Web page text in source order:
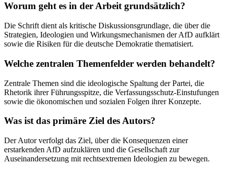
Worum geht es in der Arbeit grundsätzlich?
Die Schrift dient als kritische Diskussionsgrundlage, die über die
Strategien, Ideologien und Wirkungsmechanismen der AfD aufklärt
sowie die Risiken für die deutsche Demokratie thematisiert.
Welche zentralen Themenfelder werden behandelt?
Zentrale Themen sind die ideologische Spaltung der Partei, die
Rhetorik ihrer Führungsspitze, die Verfassungsschutz-Einstufungen
sowie die ökonomischen und sozialen Folgen ihrer Konzepte.
Was ist das primäre Ziel des Autors?
Der Autor verfolgt das Ziel, über die Konsequenzen einer
erstarkenden AfD aufzuklären und die Gesellschaft zur
Auseinandersetzung mit rechtsextremen Ideologien zu bewegen.